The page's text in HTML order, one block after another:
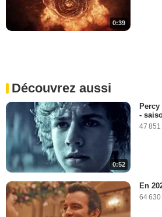
0:39
Découvrez aussi
0:52
-
47
En
64